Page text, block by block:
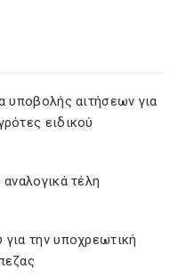
υποβολής αιτήσεων για
ειδικού
τέλη
την υποχρεωτική